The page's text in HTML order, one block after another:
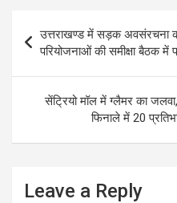
p
p
o
k
navigation
उत्तराखण्ड में सड़क अवसंरचना को
परियोजनाओं की समीक्षा बैठक में
सेंट्रियो मॉल में ग्लैमर का
फिनाले में 20
Leave a Reply